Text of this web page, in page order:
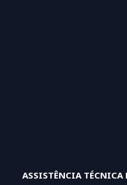
ASSISTÊNCIA TÉCNICA